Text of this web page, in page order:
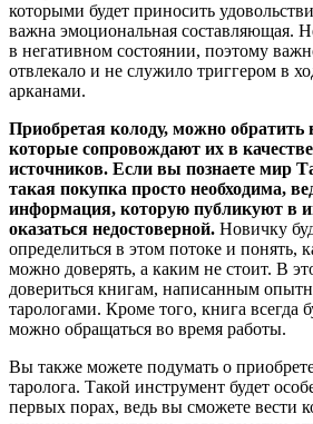
которыми будет приносить
важна эмоциональная составляющая.
в негативном состоянии, поэтому
отвлекало и не служило триггером в
арканами.
Приобретая колоду, можно обратить
которые сопровождают их в
источников. Если вы познаете мир
такая покупка просто необходима,
информация, которую публикуют в
оказаться недостоверной. Новичку
определиться в этом потоке и понять,
можно доверять, а каким не стоит. В
довериться книгам, написанным
тарологами. Кроме того, книга всегда
можно обращаться во время работы.
Вы также можете подумать о
таролога. Такой инструмент будет
первых порах, ведь вы сможете вести